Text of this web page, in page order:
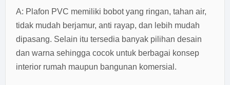
A: Plafon PVC memiliki bobot yang ringan, tahan air,
tidak mudah berjamur, anti rayap, dan lebih mudah
dipasang. Selain itu tersedia banyak pilihan desain
dan warna sehingga cocok untuk berbagai konsep
interior rumah maupun bangunan komersial.